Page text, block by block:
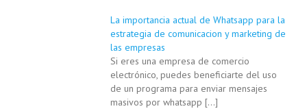
La importancia actual de Whatsapp para la
estrategia de comunicacion y marketing de
las empresas
Si eres una empresa de comercio
electrónico, puedes beneficiarte del uso
de un programa para enviar mensajes
masivos por whatsapp […]